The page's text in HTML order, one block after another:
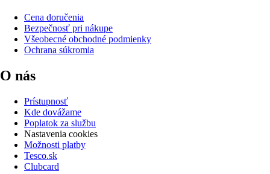
Cena doručenia
Bezpečnosť pri nákupe
Všeobecné obchodné podmienky
Ochrana súkromia
O nás
Prístupnosť
Kde dovážame
Poplatok za službu
Nastavenia cookies
Možnosti platby
Tesco.sk
Clubcard